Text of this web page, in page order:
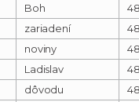
Boh
zariadení
noviny
Ladislav
dôvodu